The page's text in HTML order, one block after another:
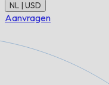
NL | USD
Aanvragen